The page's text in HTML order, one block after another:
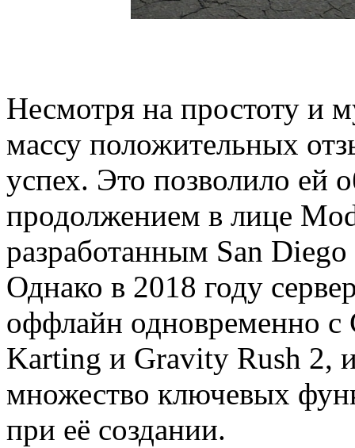
Несмотря на простоту и
массу положительных
успех. Это позволило ей
продолжением в лице
разработанным San
Однако в 2018 году
оффлайн одновременно
Karting и Gravity Rush 2,
множество ключевых
при её создании.